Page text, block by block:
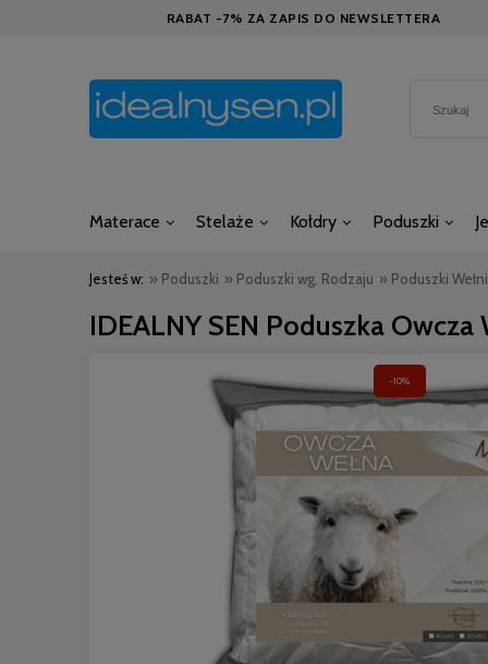
RABAT -7% ZA ZAPIS DO NEWSLETTERA
Materace Stelaże Kołdry Poduszki
Jesteś w: » Poduszki » Poduszki wg. Rodzaju » Poduszki
IDEALNY SEN Poduszka
-10%